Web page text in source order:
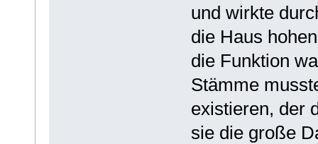
und wirkte
die Haus
die Funktion
Stämme
existieren, der
sie die große